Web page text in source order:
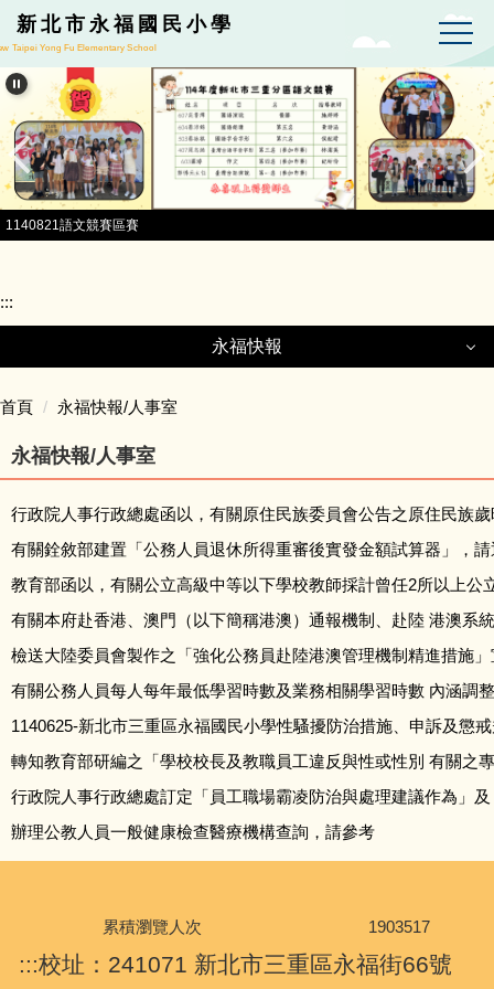
跳到主要內容區
新北市永福國民小學
Taipei Yong Fu Elementary School
1140821語文競賽區賽
:::
永福快報
最新公告
常駐訊息
教務處
輔導處
總務處
人事室
首頁 永福快報/人事室
永福快報/人事室
行政院人事行政總處函以，有關原住民族委員會公告之原住民族
有關銓敘部建置「公務人員退休所得重審後實發金額試算器」，
教育部函以，有關公立高級中等以下學校教師採計曾任2所以上
有關本府赴香港、澳門（以下簡稱港澳）通報機制、赴陸 港澳系
檢送大陸委員會製作之「強化公務員赴陸港澳管理機制精進措施
有關公務人員每人每年最低學習時數及業務相關學習時數 內涵調
1140625-新北市三重區永福國民小學性騷擾防治措施、申訴及懲
轉知教育部研編之「學校校長及教職員工違反與性或性別 有關之
行政院人事行政總處訂定「員工職場霸凌防治與處理建議作為」
辦理公教人員一般健康檢查醫療機構查詢，請參考
累積瀏覽人次 1903517
:::校址：241071 新北市三重區永福街66號